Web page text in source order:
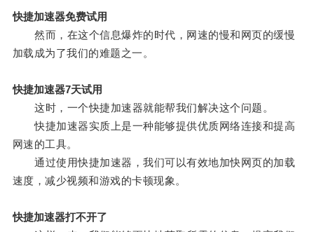
快捷加速器免费试用
然而，在这个信息爆炸的时代，网速的慢和网页的缓慢
加载成为了我们的难题之一。
快捷加速器7天试用
这时，一个快捷加速器就能帮我们解决这个问题。
快捷加速器实质上是一种能够提供优质网络连接和提高
网速的工具。
通过使用快捷加速器，我们可以有效地加快网页的加载
速度，减少视频和游戏的卡顿现象。
快捷加速器打不开了